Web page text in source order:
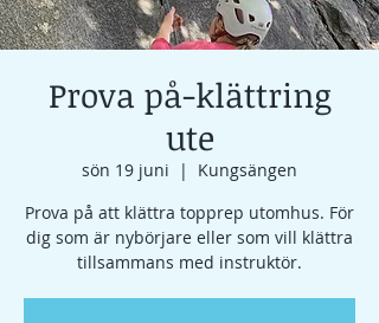
Prova på-klättring
ute
sön 19 juni
  |
Kungsängen
Prova på att klättra topprep utomhus. För
dig som är nybörjare eller som vill klättra
tillsammans med instruktör.